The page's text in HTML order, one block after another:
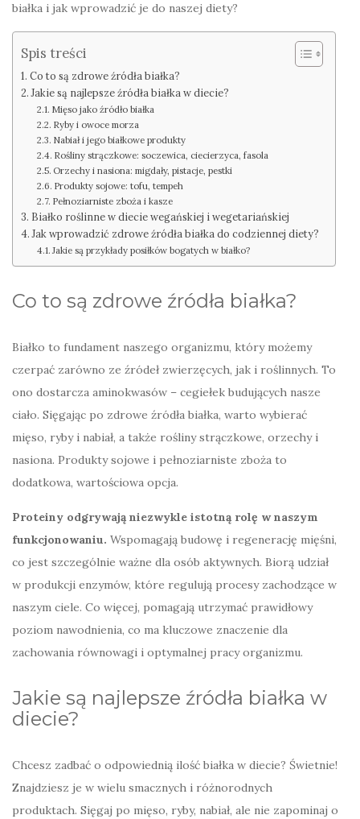
białka i jak wprowadzić je do naszej diety?
Spis treści
Co to są zdrowe źródła białka?
Jakie są najlepsze źródła białka w diecie?
Mięso jako źródło białka
Ryby i owoce morza
Nabiał i jego białkowe produkty
Rośliny strączkowe: soczewica, ciecierzyca, fasola
Orzechy i nasiona: migdały, pistacje, pestki
Produkty sojowe: tofu, tempeh
Pełnoziarniste zboża i kasze
Białko roślinne w diecie wegańskiej i wegetariańskiej
Jak wprowadzić zdrowe źródła białka do codziennej diety?
Jakie są przykłady posiłków bogatych w białko?
Co to są zdrowe źródła białka?
Białko to fundament naszego organizmu, który możemy
czerpać zarówno ze źródeł zwierzęcych, jak i roślinnych. To
ono dostarcza aminokwasów – cegiełek budujących nasze
ciało. Sięgając po zdrowe źródła białka, warto wybierać
mięso, ryby i nabiał, a także rośliny strączkowe, orzechy i
nasiona. Produkty sojowe i pełnoziarniste zboża to
dodatkowa, wartościowa opcja.
Proteiny odgrywają niezwykle istotną rolę w naszym
funkcjonowaniu. Wspomagają budowę i regenerację mięśni,
co jest szczególnie ważne dla osób aktywnych. Biorą udział
w produkcji enzymów, które regulują procesy zachodzące w
naszym ciele. Co więcej, pomagają utrzymać prawidłowy
poziom nawodnienia, co ma kluczowe znaczenie dla
zachowania równowagi i optymalnej pracy organizmu.
Jakie są najlepsze źródła białka w
diecie?
Chcesz zadbać o odpowiednią ilość białka w diecie? Świetnie!
Znajdziesz je w wielu smacznych i różnorodnych
produktach. Sięgaj po mięso, ryby, nabiał, ale nie zapominaj o